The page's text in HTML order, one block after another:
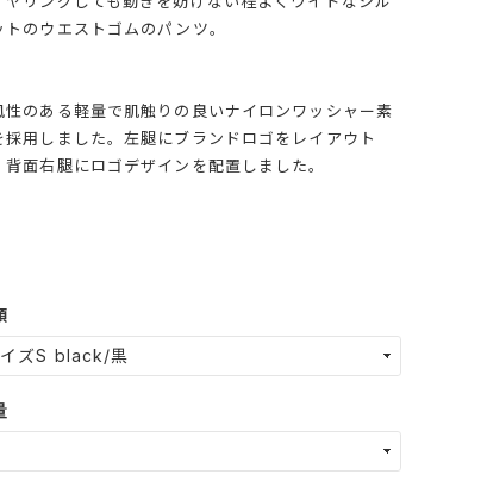
トのウエストゴムのパンツ。
性のある軽量で肌触りの良いナイロンワッシャー素
採用しました。左腿にブランドロゴをレイアウト
背面右腿にロゴデザインを配置しました。